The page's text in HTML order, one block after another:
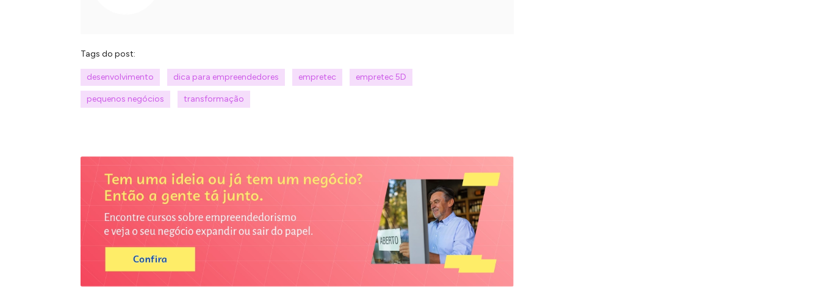
Tags do post:
desenvolvimento dica para empreendedores empretec empretec 5D
pequenos negócios transformação